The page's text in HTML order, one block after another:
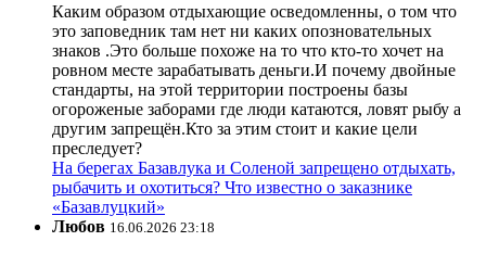
Каким образом отдыхающие осведомленны, о том что
это заповедник там нет ни каких опозновательных
знаков .Это больше похоже на то что кто-то хочет на
ровном месте зарабатывать деньги.И почему двойные
стандарты, на этой территории построены базы
огороженые заборами где люди катаются, ловят рыбу а
другим запрещён.Кто за этим стоит и какие цели
преследует?
На берегах Базавлука и Соленой запрещено отдыхать,
рыбачить и охотиться? Что известно о заказнике
«Базавлуцкий»
Любов 16.06.2026 23:18